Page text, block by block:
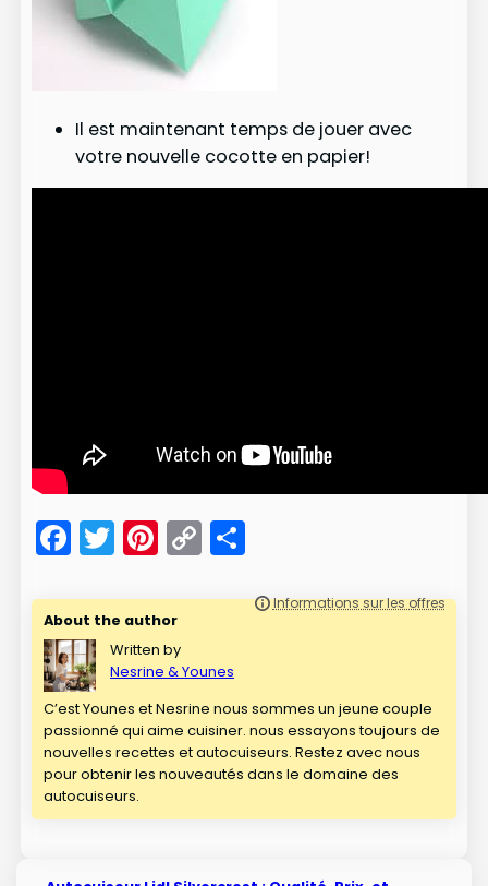
Il est maintenant temps de jouer avec
votre nouvelle cocotte en papier!
Facebook
Twitter
Pinterest
Copy
Link
About the author
Written by
Nesrine & Younes
C’est Younes et Nesrine nous sommes un jeune couple
passionné qui aime cuisiner. nous essayons toujours de
nouvelles recettes et autocuiseurs. Restez avec nous
pour obtenir les nouveautés dans le domaine des
autocuiseurs.